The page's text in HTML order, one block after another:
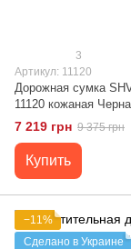
3
Артикул: 11120
Дорожная сумка
11120 кожаная
7 219 грн 9 375 грн
Купить
−11%
Сделано в Украине